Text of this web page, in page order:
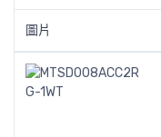
圖片